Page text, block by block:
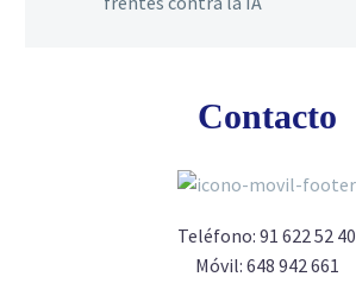
Contacto
Teléfono: 91 622 52 40
Móvil: 648 942 661